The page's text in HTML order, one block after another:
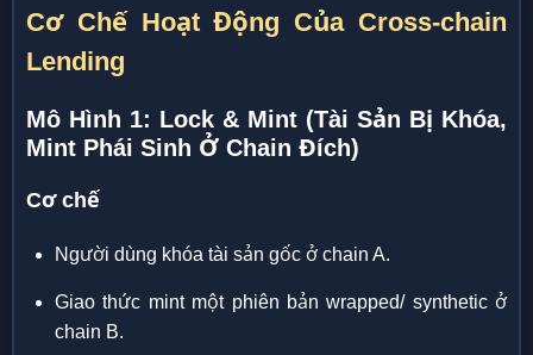
Cơ Chế Hoạt Động Của Cross-chain
Lending
Mô Hình 1: Lock & Mint (Tài Sản Bị Khóa,
Mint Phái Sinh Ở Chain Đích)
Cơ chế
Người dùng khóa tài sản gốc ở chain A.
Giao thức mint một phiên bản wrapped/ synthetic ở
chain B.